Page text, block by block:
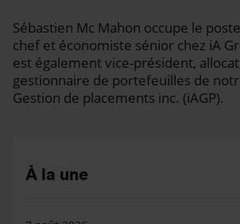
Sébastien Mc Mahon occupe le
chef et économiste sénior chez iA
est également vice-président,
gestionnaire de portefeuilles de
Gestion de placements inc. (iAGP).
À la une